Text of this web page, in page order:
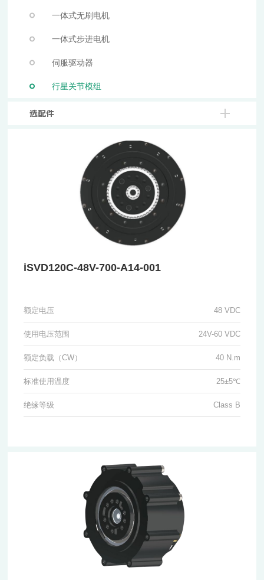
一体式无刷电机
一体式步进电机
伺服驱动器
行星关节模组
选配件
iSVD120C-48V-700-A14-001
额定电压 48 VDC
使用电压范围 24V-60 VDC
额定负载（CW） 40 N.m
标准使用温度 25±5℃
绝缘等级 Class B